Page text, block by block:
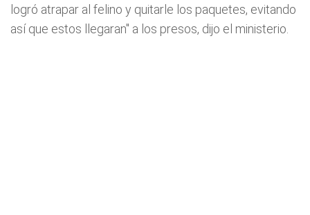
logró atrapar al felino y quitarle los paquetes, evitando
así que estos llegaran" a los presos, dijo el ministerio.